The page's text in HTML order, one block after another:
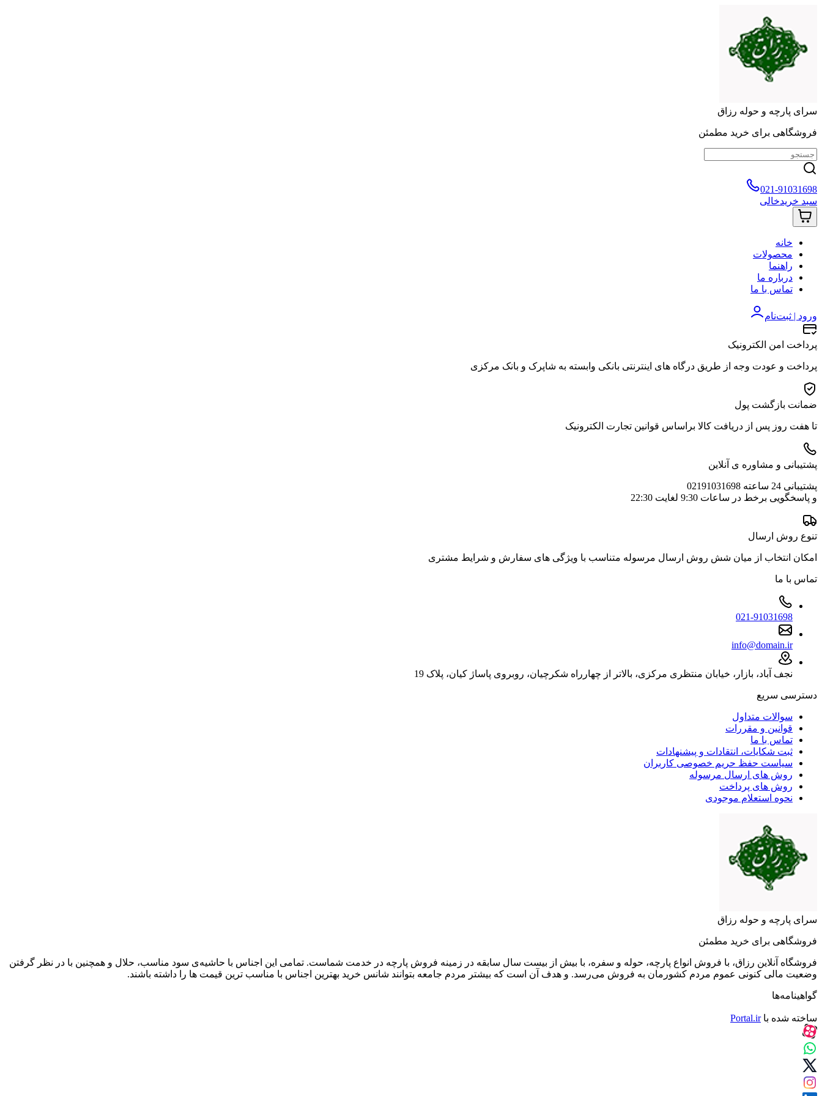
سرای پارچه و حوله رزاق
فروشگاهی برای خرید مطمئن
021-91031698
سبد خریدخالی
خانه
محصولات
راهنما
درباره ما
تماس با ما
ورود | ثبت‌نام
پرداخت امن الکترونیک
پرداخت و عودت وجه از طریق درگاه های اینترنتی بانکی وابسته به شاپرک و بانک مرکزی
ضمانت بازگشت پول
تا هفت روز پس از دریافت کالا براساس قوانین تجارت الکترونیک
پشتیبانی و مشاوره ی آنلاین
پشتیبانی 24 ساعته 02191031698
و پاسخگویی برخط در ساعات 9:30 لغایت 22:30
تنوع روش ارسال
امکان انتخاب از میان شش روش ارسال مرسوله متناسب با ویژگی های سفارش و شرایط مشتری
تماس با ما
021-91031698
info@domain.ir
نجف آباد، بازار، خیابان منتظری مرکزی، بالاتر از چهارراه شکرچیان، روبروی پاساژ کیان، پلاک 19
دسترسی سریع
سوالات متداول
قوانین و مقررات
تماس با ما
ثبت شکایات، انتقادات و پیشنهادات
سیاست حفظ حریم خصوصی کاربران
روش های ارسال مرسوله
روش های پرداخت
نحوه استعلام موجودی
سرای پارچه و حوله رزاق
فروشگاهی برای خرید مطمئن
فروشگاه آنلاین رزاق، با فروش انواع پارچه، حوله و سفره، با بیش از بیست سال سابقه در زمینه فروش پارچه در خدمت شماست. تمامی این اجناس با حاشیه‌ی سود مناسب، حلال و همچنین با در نظر گرفتن
وضعیت مالی کنونی عموم مردم کشورمان به فروش می‌رسد. و هدف آن است که بیشتر مردم جامعه بتوانند شانس خرید بهترین اجناس با مناسب ترین قیمت ها را داشته باشند.
گواهینامه‌ها
ساخته شده باPortal.ir